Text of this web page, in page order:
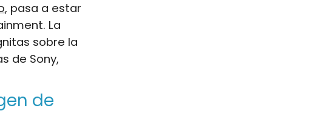
, pasa a estar
La
sobre la
de Sony,
de